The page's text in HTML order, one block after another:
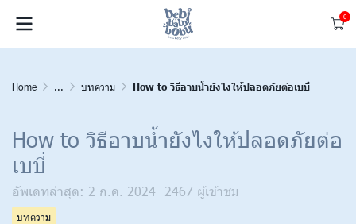
0
Home ... บทความ How to วิธีอาบน้ำยังไงให้ปลอดภัยต่อเบบี๋
How to วิธีอาบน้ำยังไงให้ปลอดภัยต่อ
เบบี๋
อัพเดทล่าสุด: 2 ก.ค. 2024 2467 ผู้เข้าชม
บทความ